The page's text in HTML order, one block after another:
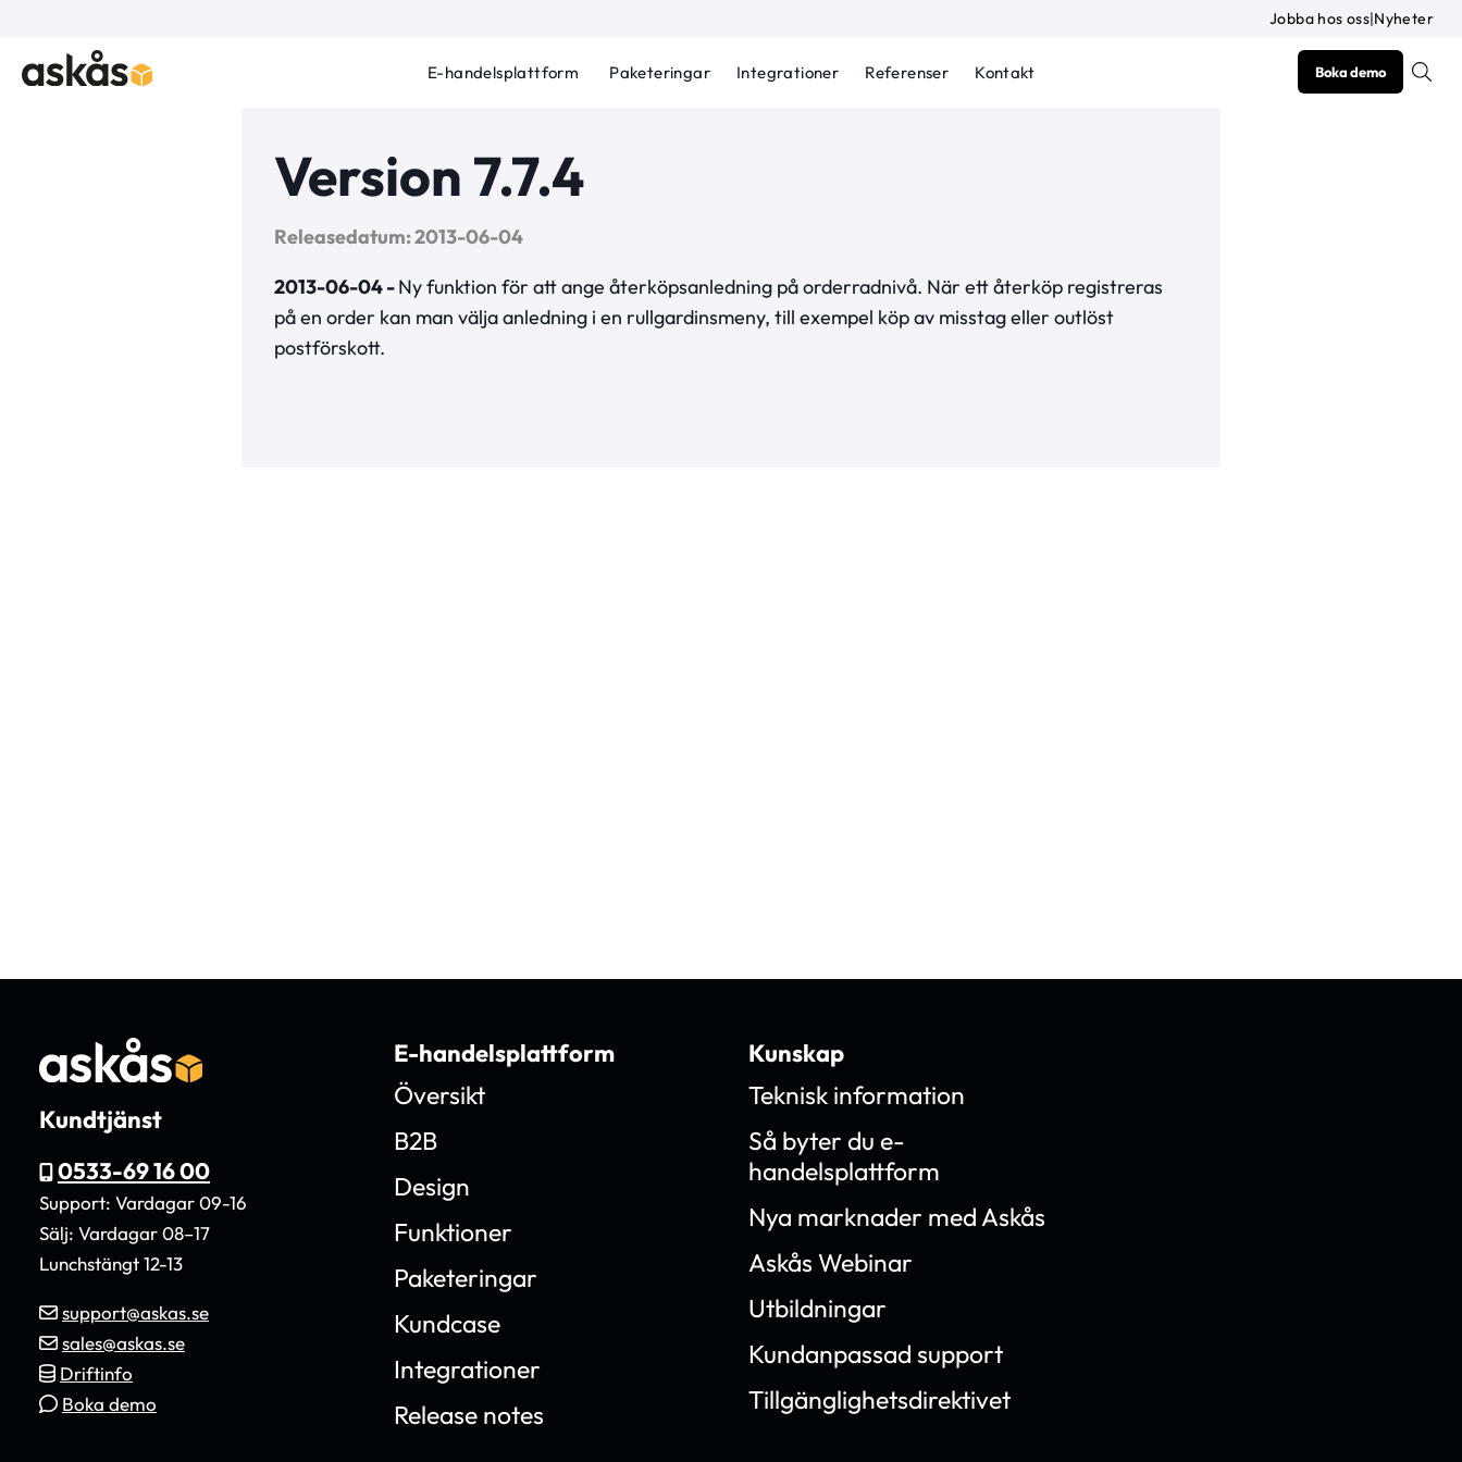
Jobba hos oss|Nyheter
E-handelsplattform Paketeringar Integrationer Referenser Kontakt Boka demo
Version 7.7.4
Releasedatum: 2013-06-04
2013-06-04-Ny funktion för att ange återköpsanledning på orderradnivå. När ett återköp registreras
på en order kan man välja anledning i en rullgardinsmeny, till exempel köp av misstag eller outlöst
postförskott.
Kundtjänst
0533-69 16 00
Support: Vardagar 09-16
Sälj: Vardagar 08–17
Lunchstängt 12-13
support@askas.se
sales@askas.se
Driftinfo
Boka demo
E-handelsplattform
Översikt
B2B
Design
Funktioner
Paketeringar
Kundcase
Integrationer
Release notes
Kunskap
Teknisk information
Så byter du e-
handelsplattform
Nya marknader med Askås
Askås Webinar
Utbildningar
Kundanpassad support
Tillgänglighetsdirektivet